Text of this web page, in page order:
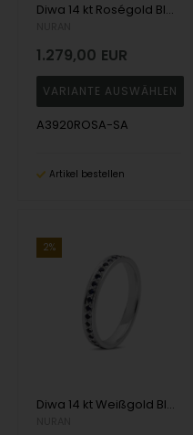
Diwa 14 kt Roségold Blauer Saphir Allianzring, von Nuran
1.279,00 EUR
A3920ROSA-SA
Artikel bestellen
2%
Diwa 14 kt Weißgold Blauer Saphir Allianz Ring, von Nuran